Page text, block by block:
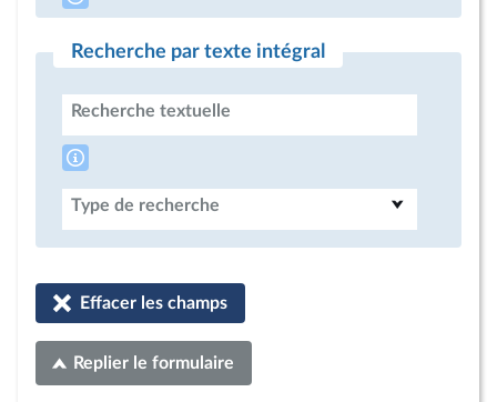
Recherche par texte intégral
Recherche textuelle
Type de recherche
Effacer les champs
Replier le formulaire